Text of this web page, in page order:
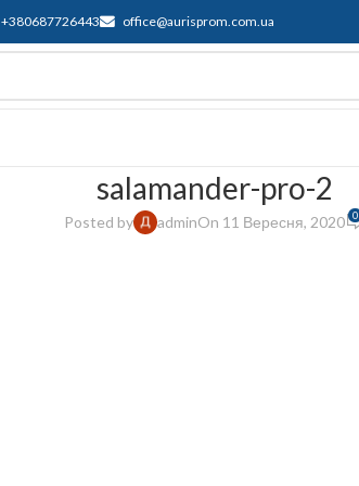
+380687726443 office@aurisprom.com.ua
salamander-pro-2
Posted by adminOn 11 Вересня, 2020 0